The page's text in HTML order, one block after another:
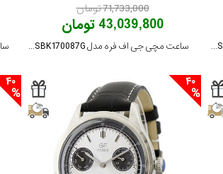
ساعت مچی جی اف فره مدل GFSSBK170181G
71,733,000 تومان
43,039,800 تومان
ساعت مچی جی اف فره مدل GFSSBK170087G